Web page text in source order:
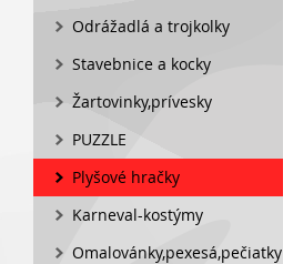
Odrážadlá a trojkolky
Stavebnice a kocky
Žartovinky,prívesky
PUZZLE
Plyšové hračky
Karneval-kostýmy
Omalovánky,pexesá,pečiatky